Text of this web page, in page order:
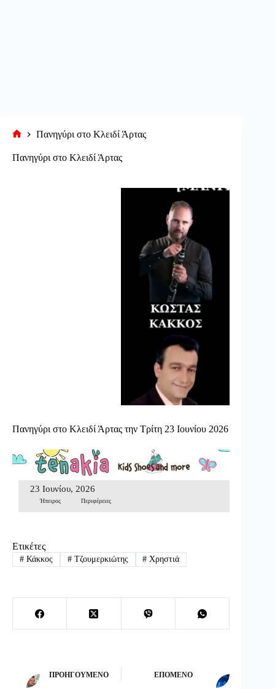
σελίδα
Πανηγύρι στο Κλειδί Άρτας
Πανηγύρι στο Κλειδί Άρτας
Πανηγύρι στο Κλειδί Άρτας την Τρίτη 23 Ιουνίου 2026
23 Ιουνίου, 2026
Ήπειρος Περιφέρειες
Ετικέτες
#Κάκκος #Τζουμερκιώτης # Χρηστιά
ΠΡΟΗΓΟΎΜΕΝΟ ΕΠΌΜΕΝΟ